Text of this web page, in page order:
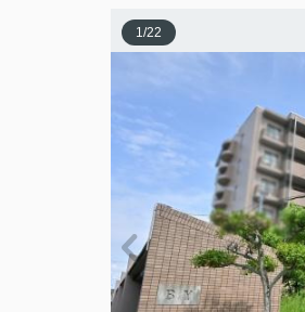
1/22